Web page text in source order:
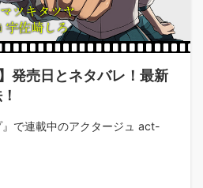
発売日とネタバレ！最新
で連載中のアクタージュ act-